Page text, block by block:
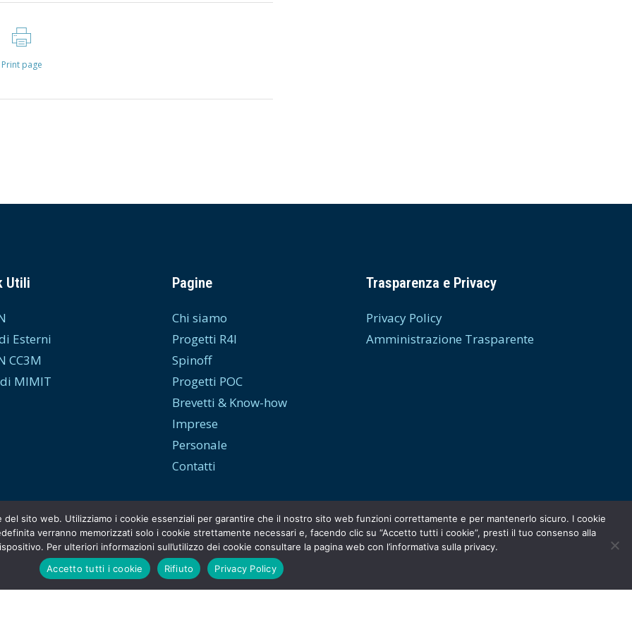
Print page
Utili
Esterni
CC3M
MIMIT
Pagine
Chi siamo
Progetti R4I
Spinoff
Progetti POC
Brevetti & Know-how
Imprese
Personale
Contatti
Trasparenza e Privacy
Privacy Policy
Amministrazione Trasparente
© CopyrightINFN Tech Transfer. [2026]
sito web. Utilizziamo i cookie essenziali per garantire che il nostro sito web funzioni correttamente e per mantenerlo sicuro. I cookie
verranno memorizzati solo i cookie strettamente necessari e, facendo clic su “Accetto tutti i cookie”, presti il tuo consenso alla
Per ulteriori informazioni sull’utilizzo dei cookie consultare la pagina web con l’informativa sulla privacy.
Accetto tutti i cookie
Rifiuto Privacy Policy